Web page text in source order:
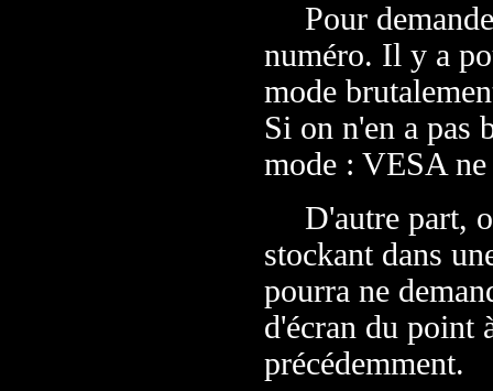
Pour
numéro. Il y a
mode
Si on n'en a pas
mode : VESA ne
D'autre part,
stockant dans
pourra ne
d'écran du point
précédemment.